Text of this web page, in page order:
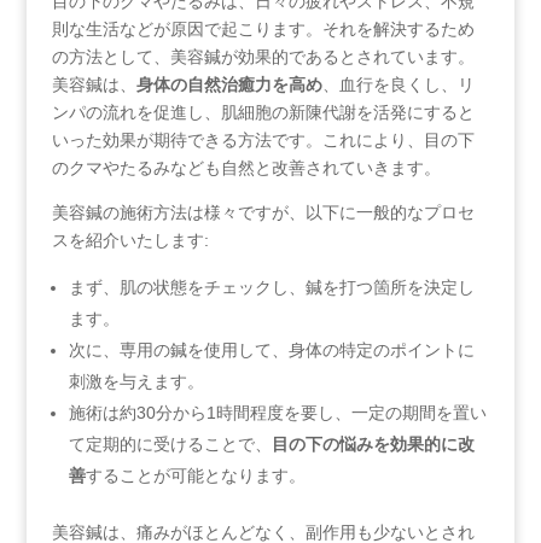
則な生活などが原因で起こります。それを解決するため
の方法として、美容鍼が効果的であるとされています。
美容鍼は、 身体の自然治癒力を高め、血行を良くし、リ
ンパの流れを促進し、肌細胞の新陳代謝を活発にすると
いった効果が期待できる方法です。これにより、目の下
のクマやたるみなども自然と改善されていきます。
美容鍼の施術方法は様々ですが、以下に一般的なプロセ
スを紹介いたします:
まず、肌の状態をチェックし、鍼を打つ箇所を決定し
ます。
次に、専用の鍼を使用して、身体の特定のポイントに
刺激を与えます。
施術は約30分から1時間程度を要し、一定の期間を置い
て定期的に受けることで、
目の下の悩みを効果的に改
善することが可能となります。
美容鍼は、痛みがほとんどなく、副作用も少ないとされ